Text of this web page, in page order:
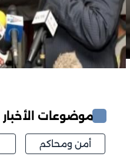
موضوعات الأخبار
أمن ومحاكم